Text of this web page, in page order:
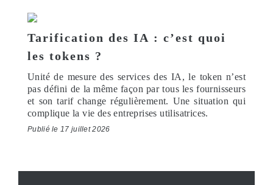
Tarification des IA : c’est quoi
les tokens ?
Unité de mesure des services des IA, le token n’est
pas défini de la même façon par tous les fournisseurs
et son tarif change régulièrement. Une situation qui
complique la vie des entreprises utilisatrices.
Publié le 17 juillet 2026